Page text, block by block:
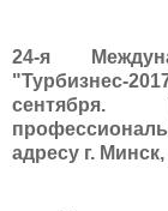
24-я
"Турбизнес-
сентября.
адресу г.